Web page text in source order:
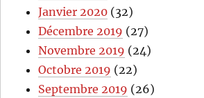
Janvier 2020 (32)
Décembre 2019 (27)
Novembre 2019 (24)
Octobre 2019 (22)
Septembre 2019 (26)